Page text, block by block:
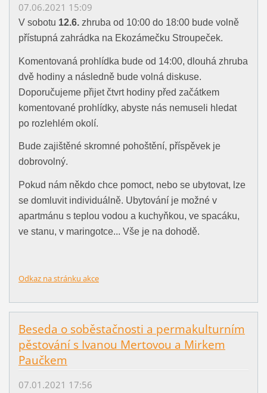
07.06.2021 15:09
V sobotu 12.6.zhruba od 10:00 do 18:00 bude volně
přístupná zahrádka na Ekozámečku Stroupeček.
Komentovaná prohlídka bude od 14:00, dlouhá zhruba
dvě hodiny a následně bude volná diskuse.
Doporučujeme přijet čtvrt hodiny před začátkem
komentované prohlídky, abyste nás nemuseli hledat
po rozlehlém okolí.
Bude zajištěné skromné pohoštění, příspěvek je
dobrovolný.
Pokud nám někdo chce pomoct, nebo se ubytovat, lze
se domluvit individuálně. Ubytování je možné v
apartmánu s teplou vodou a kuchyňkou, ve spacáku,
ve stanu, v maringotce... Vše je na dohodě.
Odkaz na stránku akce
Beseda o soběstačnosti a permakulturním
pěstování s Ivanou Mertovou a Mirkem
Paučkem
07.01.2021 17:56